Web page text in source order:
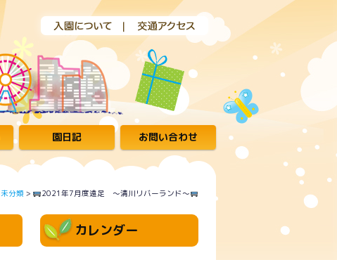
園日記 お問い合わせ
未分類 > 2021年7月度遠足 ～清川リバーランド～
カレンダー